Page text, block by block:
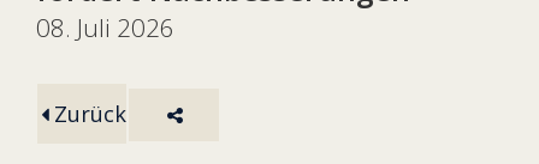
08. Juli 2026
Zurück